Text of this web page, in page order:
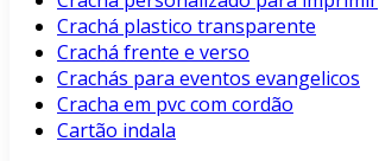
Crachá plastico transparente
Crachá frente e verso
Crachás para eventos evangelicos
Cracha em pvc com cordão
Cartão indala